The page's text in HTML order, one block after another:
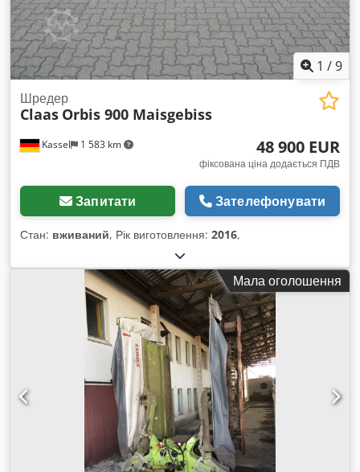
1 /9
Kassel 1 583 km
Шредер
Claas Orbis 900 Maisgebiss
48 900 EUR
фіксована ціна додається ПДВ
Запитати Зателефонувати
Стан: вживаний, Рік виготовлення: 2016,
Мала оголошення